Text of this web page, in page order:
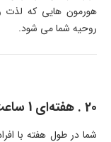
هورمون هایی که لذت
روحیه شما می شود.
20 . هفته‌ای 1 ساعت را به خود اختصاص دهید
شما در طول هفته با